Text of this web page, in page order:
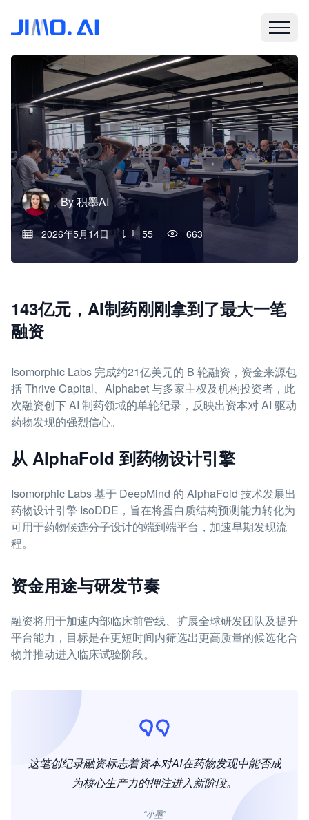
By积墨AI
2026年5月14日 55 663
143亿元，AI制药刚刚拿到了最大一笔
融资
Isomorphic Labs 完成约21亿美元的 B 轮融资，资金来源包
括 Thrive Capital、Alphabet 与多家主权及机构投资者，此
次融资创下 AI 制药领域的单轮纪录，反映出资本对 AI 驱动
药物发现的强烈信心。
从 AlphaFold 到药物设计引擎
Isomorphic Labs 基于 DeepMind 的 AlphaFold 技术发展出
药物设计引擎 IsoDDE，旨在将蛋白质结构预测能力转化为
可用于药物候选分子设计的端到端平台，加速早期发现流
程。
资金用途与研发节奏
融资将用于加速内部临床前管线、扩展全球研发团队及提升
平台能力，目标是在更短时间内筛选出更高质量的候选化合
物并推动进入临床试验阶段。
这笔创纪录融资标志着资本对AI在药物发现中能否成
为核心生产力的押注进入新阶段。
“小墨”